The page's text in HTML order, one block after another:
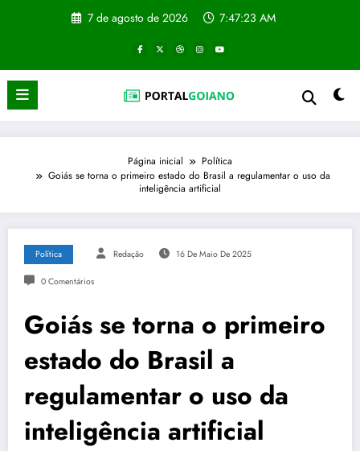
7 de agosto de 2026 7:47:23 AM
Página inicial
Política
Goiás se torna o primeiro estado do Brasil a regulamentar o uso da
inteligência artificial
Política Redação 16 De Maio De 2025
0 Comentários
Goiás se torna o primeiro
estado do Brasil a
regulamentar o uso da
inteligência artificial